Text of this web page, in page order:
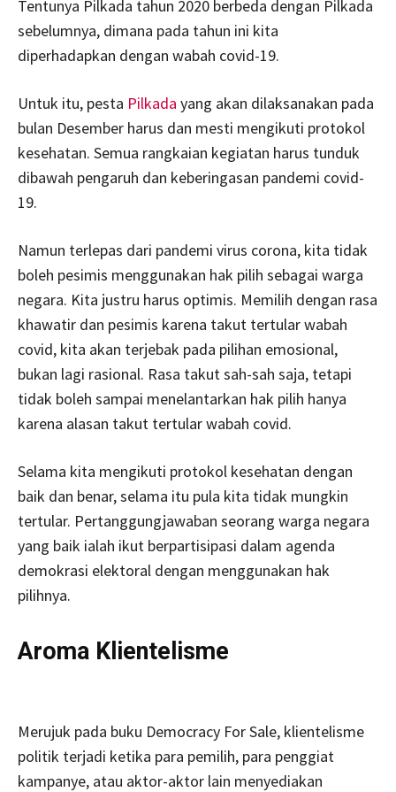
Tentunya Pilkada tahun 2020 berbeda dengan Pilkada
sebelumnya, dimana pada tahun ini kita
diperhadapkan dengan wabah covid-19.
Untuk itu, pesta Pilkada yang akan dilaksanakan pada
bulan Desember harus dan mesti mengikuti protokol
kesehatan. Semua rangkaian kegiatan harus tunduk
dibawah pengaruh dan keberingasan pandemi covid-
19.
Namun terlepas dari pandemi virus corona, kita tidak
boleh pesimis menggunakan hak pilih sebagai warga
negara. Kita justru harus optimis. Memilih dengan rasa
khawatir dan pesimis karena takut tertular wabah
covid, kita akan terjebak pada pilihan emosional,
bukan lagi rasional. Rasa takut sah-sah saja, tetapi
tidak boleh sampai menelantarkan hak pilih hanya
karena alasan takut tertular wabah covid.
Selama kita mengikuti protokol kesehatan dengan
baik dan benar, selama itu pula kita tidak mungkin
tertular. Pertanggungjawaban seorang warga negara
yang baik ialah ikut berpartisipasi dalam agenda
demokrasi elektoral dengan menggunakan hak
pilihnya.
Aroma Klientelisme
Merujuk pada buku Democracy For Sale, klientelisme
politik terjadi ketika para pemilih, para penggiat
kampanye, atau aktor-aktor lain menyediakan